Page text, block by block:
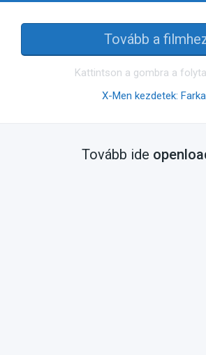
Tovább a
Kattintson a gombra a
X-Men kezdetek:
Tovább ide